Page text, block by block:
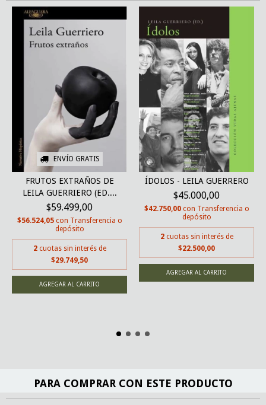
ENVÍO GRATIS
FRUTOS EXTRAÑOS DE
LEILA GUERRIERO (ED....
$59.499,00
$56.524,05 con Transferencia o
depósito
2 cuotas sin interés de
$29.749,50
ÍDOLOS - LEILA GUERRERO
$45.000,00
$42.750,00 con Transferencia o
depósito
2 cuotas sin interés de
$22.500,00
PARA COMPRAR CON ESTE PRODUCTO